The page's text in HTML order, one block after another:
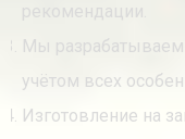
рекомендации.
Мы
учётом всех
Изготовление на